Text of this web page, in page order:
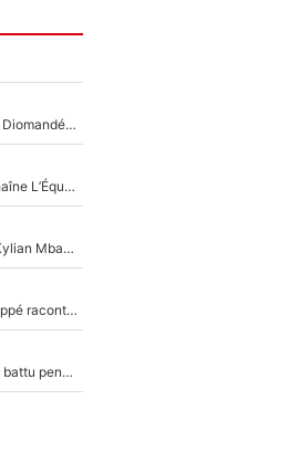
Antoine Griezmann et N'Golo Kanté : Comme Yan Diomandé, les deux champions du monde ont refusé de signer au PSG !
Un chroniqueur de L’Équipe du Soir viré par La Chaîne L’Équipe : Même Olivier Ménard n’avait pas pu empêcher son départ, «je l’ai appris sur Twitter, je l’ai vécu assez mal»
Loin du Real Madrid et du PSG, les inséparables Kylian Mbappé et Achraf Hakimi changent d'équipe le temps d'une journée !
«Je ne sais pas pourquoi j’ai dit ça...» : Kylian Mbappé raconte sa première rencontre avec Zinédine Zidane (et c’est très drôle)
Départ de Roberto De Zerbi - Medhi Benatia s'est battu pendant six mois pour le retenir à l'OM, le PSG a été le naufrage de trop : «Je pars avec toi»